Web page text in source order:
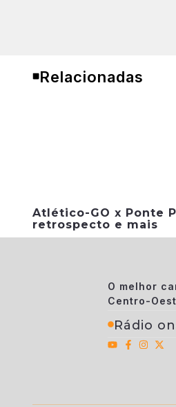
Relacionadas
Atlético-GO x Ponte
retrospecto e mais
O melhor
Centro-
Rádio